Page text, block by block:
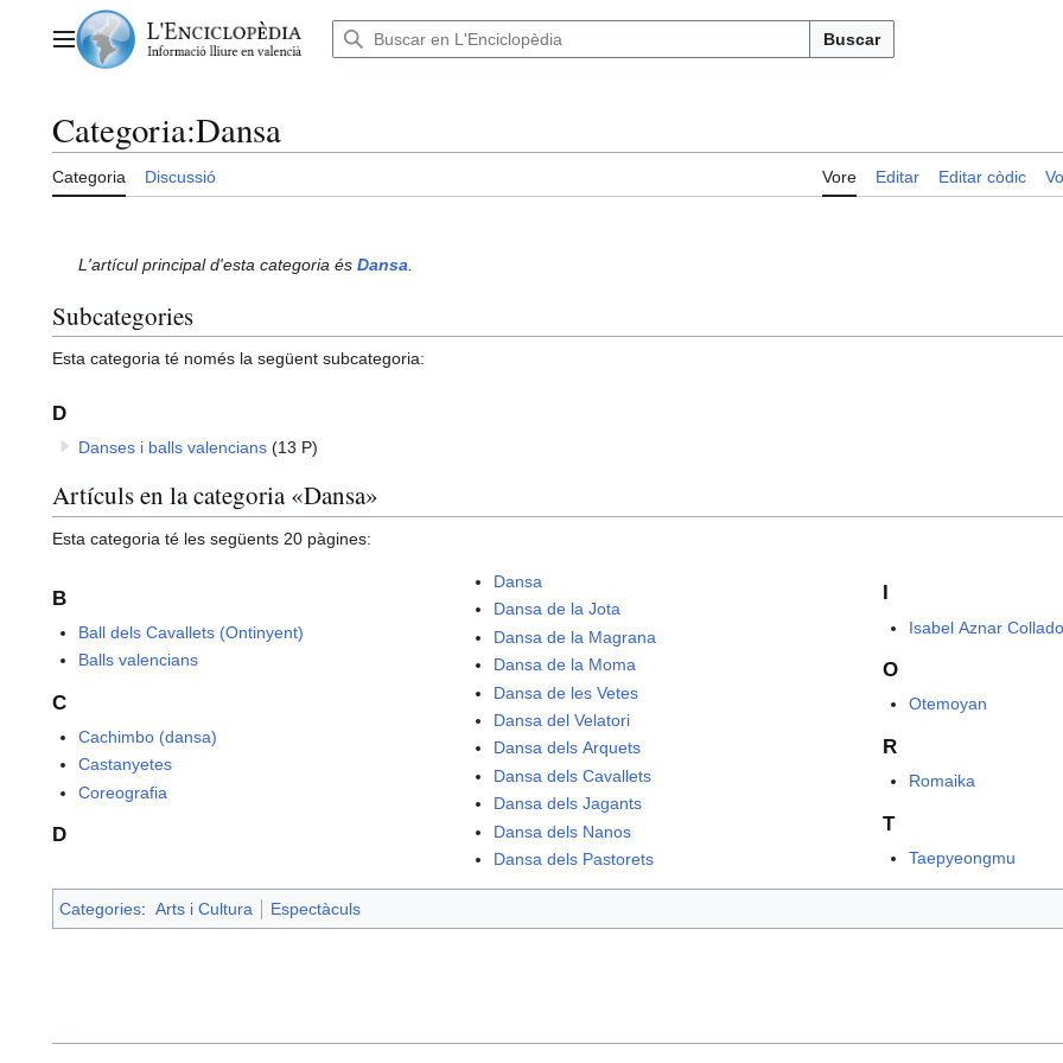
contingutMenú principal Buscar
Categoria:Dansa
Categoria Discussió Vore Editar Editar còdic
L'artícul principal d'esta categoria ésDansa
Subcategories
Esta categoria té només la següent subcategoria:
D
Danses i balls valencians (13 P)
Artículs en la categoria «Dansa»
Esta categoria té les següents 20 pàgines:
B
Ball dels Cavallets (Ontinyent)
Balls valencians
C
Cachimbo (dansa)
Castanyetes
Coreografia
D
Dansa
Dansa de la Jota
Dansa de la Magrana
Dansa de la Moma
Dansa de les Vetes
Dansa del Velatori
Dansa dels Arquets
Dansa dels Cavallets
Dansa dels Jagants
Dansa dels Nanos
Dansa dels Pastorets
Isabel Aznar
O
Otemoyan
R
Romaika
T
Taepyeongmu
Categories: Arts i Cultura Espectàculs